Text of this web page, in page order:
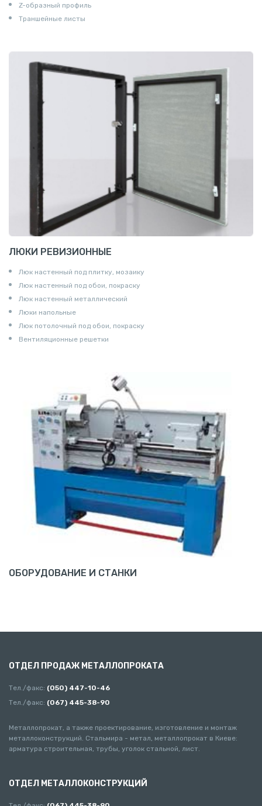
Z-образный профиль
Траншейные листы
ЛЮКИ РЕВИЗИОННЫЕ
Люк настенный под плитку, мозаику
Люк настенный под обои, покраску
Люк настенный металлический
Люки напольные
Люк потолочный под обои, покраску
Вентиляционные решетки
ОБОРУДОВАНИЕ И СТАНКИ
ОТДЕЛ ПРОДАЖ МЕТАЛЛОПРОКАТА
Тел./факс: (050) 447-10-46
Тел./факс: (067) 445-38-90
Металлопрокат, а также проектирование, изготовление и монтаж
металлоконструкций. Стальмира - метал, металлопрокат в Киеве:
арматура строительная, трубы, уголок стальной, лист.
ОТДЕЛ МЕТАЛЛОКОНСТРУКЦИЙ